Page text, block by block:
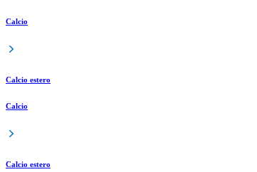
Calcio
Calcio estero
Calcio
Calcio estero